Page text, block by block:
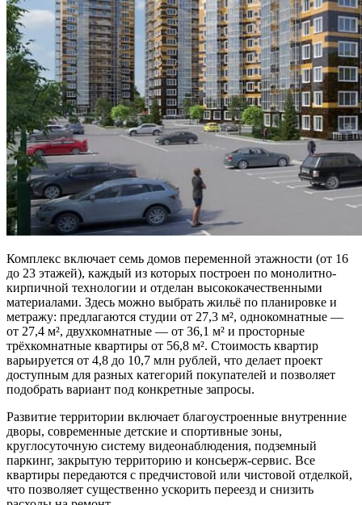
Комплекс включает семь домов переменной этажности (от 16
до 23 этажей), каждый из которых построен по монолитно-
кирпичной технологии и отделан высококачественными
материалами. Здесь можно выбрать жильё по планировке и
метражу: предлагаются студии от 27,3 м², однокомнатные —
от 27,4 м², двухкомнатные — от 36,1 м² и просторные
трёхкомнатные квартиры от 56,8 м². Стоимость квартир
варьируется от 4,8 до 10,7 млн рублей, что делает проект
доступным для разных категорий покупателей и позволяет
подобрать вариант под конкретные запросы.
Развитие территории включает благоустроенные внутренние
дворы, современные детские и спортивные зоны,
круглосуточную систему видеонаблюдения, подземный
паркинг, закрытую территорию и консьерж-сервис. Все
квартиры передаются с предчистовой или чистовой отделкой,
что позволяет существенно ускорить переезд и снизить